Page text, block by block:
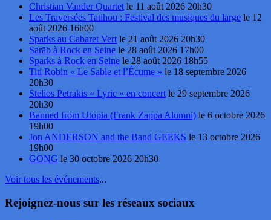
Christian Vander Quartet le 11 août 2026 20h30
Les Traversées Tatihou : Festival des musiques du large le 12
août 2026 16h00
Sparks au Cabaret Vert le 21 août 2026 20h30
Sarāb à Rock en Seine le 28 août 2026 17h00
Sparks à Rock en Seine le 28 août 2026 18h55
Titi Robin « Le Sable et l’Écume » le 18 septembre 2026
20h30
Stelios Petrakis « Lyric » en concert le 29 septembre 2026
20h30
Banned from Utopia (Frank Zappa Alumni) le 6 octobre 2026
19h00
Jon ANDERSON and the Band GEEKS le 13 octobre 2026
19h00
GONG le 30 octobre 2026 20h30
Voir tous les événements...
Rejoignez-nous sur les réseaux sociaux